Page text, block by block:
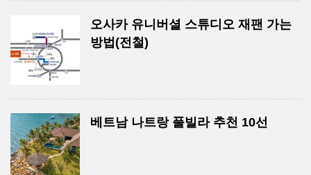
오사카 유니버셜 스튜디오 재팬 가는
방법(전철)
베트남 나트랑 풀빌라 추천 10선